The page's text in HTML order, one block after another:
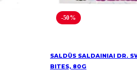
-50%
SALDŪS SALDAINIAI DR.
BITES, 80G